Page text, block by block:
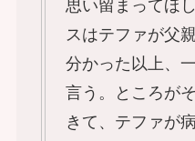
思い留まってほ
スはテファが父
分かった以上、
言う。ところが
きて、テファが